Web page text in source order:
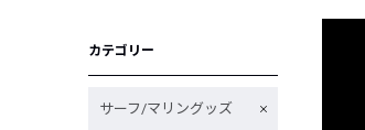
カテゴリー
サーフ/マリングッズ